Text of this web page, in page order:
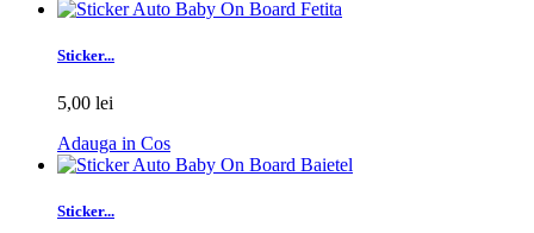
Sticker...
5,00 lei
Adauga in Cos
Sticker...